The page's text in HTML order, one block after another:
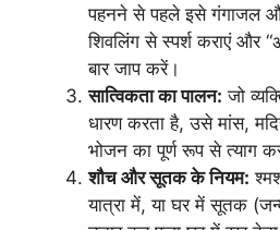
पहनने से पहले इसे गंगाजल
शिवलिंग से स्पर्श कराएं और
बार जाप करें।
सात्विकता का पालन: जो
धारण करता है, उसे मांस,
भोजन का पूर्ण रूप से त्याग
शौच और सूतक के नियम:
यात्रा में, या घर में सूतक